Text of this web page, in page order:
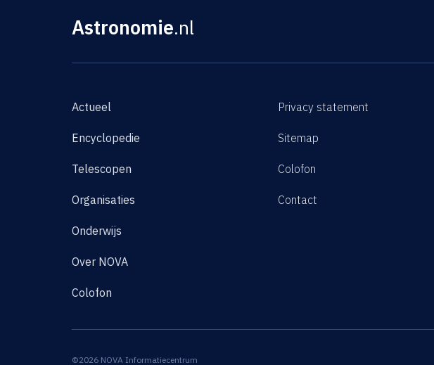
Astronomie.nl
Actueel
Encyclopedie
Telescopen
Organisaties
Onderwijs
Over NOVA
Colofon
Privacy statement
Sitemap
Colofon
Contact
©2026 NOVA Informatiecentrum